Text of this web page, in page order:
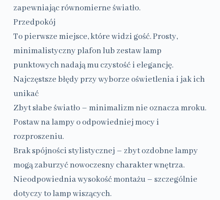
zapewniając równomierne światło.
Przedpokój
To pierwsze miejsce, które widzi gość. Prosty,
minimalistyczny plafon lub zestaw lamp
punktowych nadają mu czystość i elegancję.
Najczęstsze błędy przy wyborze oświetlenia i jak ich
unikać
Zbyt słabe światło – minimalizm nie oznacza mroku.
Postaw na lampy o odpowiedniej mocy i
rozproszeniu.
Brak spójności stylistycznej – zbyt ozdobne lampy
mogą zaburzyć nowoczesny charakter wnętrza.
Nieodpowiednia wysokość montażu – szczególnie
dotyczy to lamp wiszących.